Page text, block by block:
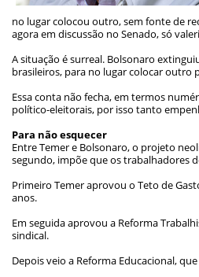
no lugar colocou outro, sem fonte de
agora em discussão no Senado, só
A situação é surreal. Bolsonaro
brasileiros, para no lugar colocar outro
Essa conta não fecha, em termos
político-eleitorais, por isso tanto
Para não esquecer
Entre Temer e Bolsonaro, o projeto
segundo, impõe que os trabalhadores
Primeiro Temer aprovou o Teto de
anos.
Em seguida aprovou a Reforma
sindical.
Depois veio a Reforma Educacional,